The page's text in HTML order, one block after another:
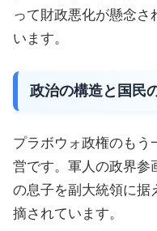
って財政悪化が懸念
います。
政治の構造と国民
プラボウォ政権のもう
営です。軍人の政界参
の息子を副大統領に据
摘されています。